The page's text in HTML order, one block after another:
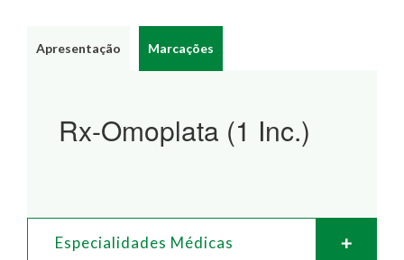
Apresentação Marcações
Rx-Omoplata (1 Inc.)
Especialidades Médicas